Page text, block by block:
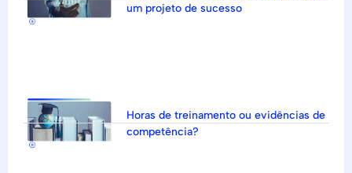
um projeto de sucesso
Horas de treinamento ou evidências de
competência?